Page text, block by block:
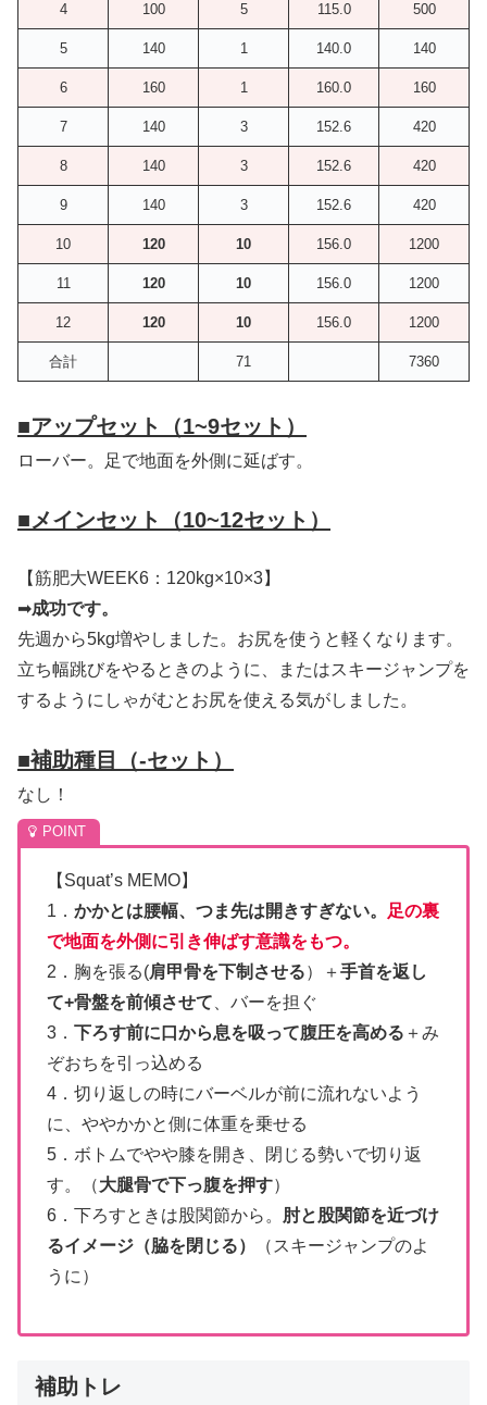
4 100 5 115.0 500
5 140 1 140.0 140
6 160 1 160.0 160
7 140 3 152.6 420
8 140 3 152.6 420
9 140 3 152.6 420
10 120 10 156.0 1200
11 120 10 156.0 1200
12 120 10 156.0 1200
合計 71 7360
■アップセット（1~9セット）
ローバー。足で地面を外側に延ばす。
■メインセット（10~12セット）
【筋肥大WEEK6：120kg×10×3】
➡成功です。
先週から5kg増やしました。お尻を使うと軽くなります。
立ち幅跳びをやるときのように、またはスキージャンプを
するようにしゃがむとお尻を使える気がしました。
■補助種目（-セット）
なし！
【Squat’s MEMO】
1． かかとは腰幅、つま先は開きすぎない。
足の裏
で地面を外側に引き伸ばす意識をもつ。
2．胸を張る(肩甲骨を下制させる）＋手首を返し
て+骨盤を前傾させて 、バーを担ぐ
3． 下ろす前に口から息を吸って腹圧を高める ＋み
ぞおちを引っ込める
4．切り返しの時にバーベルが前に流れないよう
に、ややかかと側に体重を乗せる
5．ボトムでやや膝を開き、閉じる勢いで切り返
す。（大腿骨で下っ腹を押す）
6．下ろすときは股関節から。 肘と股関節を近づけ
るイメージ（脇を閉じる）
（スキージャンプのよ
うに）
補助トレ